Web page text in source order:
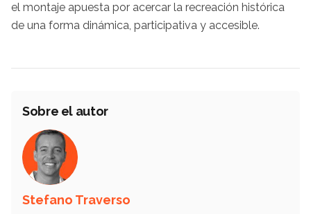
el montaje apuesta por acercar la recreación histórica
de una forma dinámica, participativa y accesible.
Sobre el autor
Stefano Traverso